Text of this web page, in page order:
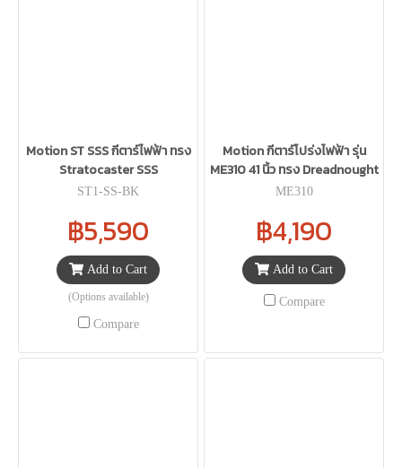
Motion ST SSS กีตาร์ไฟฟ้า ทรง
Stratocaster SSS
ST1-SS-BK
฿5,590
Add to Cart
(Options available)
Compare
Motion กีตาร์โปร่งไฟฟ้า รุ่น
ME310 41 นิ้ว ทรง Dreadnought
ME310
฿4,190
Add to Cart
Compare